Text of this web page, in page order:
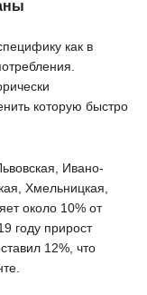
как в
которую быстро
Ивано-
Хмельницкая,
около 10% от
году прирост
12%, что